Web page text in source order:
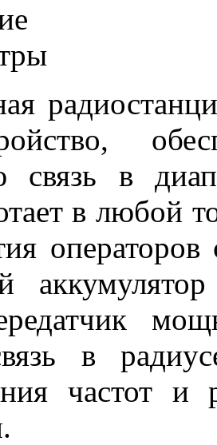
связь в
в любой
операторов
в
частот и